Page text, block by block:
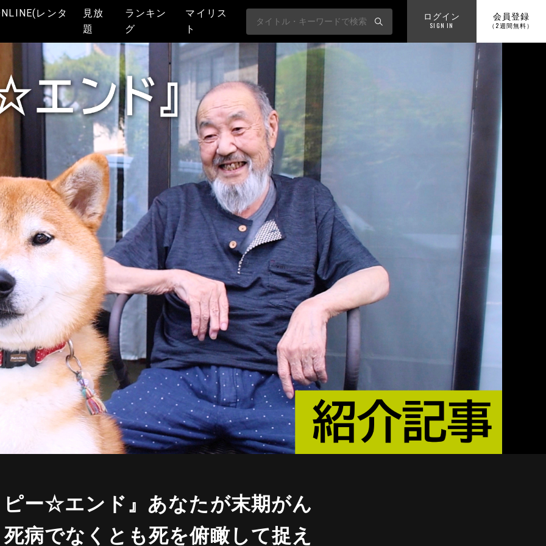
レンタ
見放
題
ランキン
グ
マイリス
ト
ログイン
SIGN IN
会員登録
（2週間無料）
ー☆エンド』あなたが末期がん
病でなくとも死を俯瞰して捉え